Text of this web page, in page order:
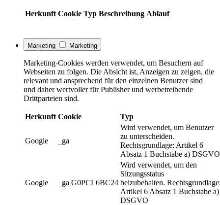
Herkunft Cookie Typ Beschreibung Ablauf
Marketing Marketing
Marketing-Cookies werden verwendet, um Besuchern auf
Webseiten zu folgen. Die Absicht ist, Anzeigen zu zeigen, die
relevant und ansprechend für den einzelnen Benutzer sind
und daher wertvoller für Publisher und werbetreibende
Drittparteien sind.
Herkunft Cookie Typ
Google _ga
Wird verwendet, um Benutzer
zu unterscheiden.
Rechtsgrundlage: Artikel 6
Absatz 1 Buchstabe a) DSGVO
Google _ga G0PCL6BC24
Wird verwendet, um den
Sitzungsstatus
beizubehalten.
Artikel 6 Absatz 1 Buchstabe a)
DSGVO